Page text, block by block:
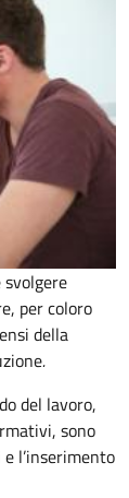
per coloro
della
.
del lavoro,
sono
l’inserimento